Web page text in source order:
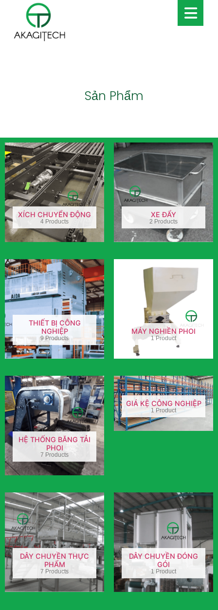
Sản Phẩm
XÍCH CHUYỂN ĐỘNG
4 Products
XE ĐẨY
2 Products
THIẾT BỊ CÔNG
NGHIỆP
9 Products
MÁY NGHIỀN PHOI
1 Product
HỆ THỐNG BĂNG TẢI
PHOI
7 Products
GIÁ KỆ CÔNG NGHIỆP
1 Product
DÂY CHUYỀN THỰC
PHẨM
7 Products
DÂY CHUYỀN ĐÓNG
GÓI
1 Product